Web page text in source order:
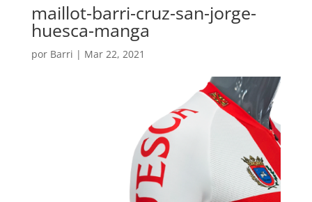
maillot-barri-cruz-san-jorge-
huesca-manga
por Barri | Mar 22, 2021